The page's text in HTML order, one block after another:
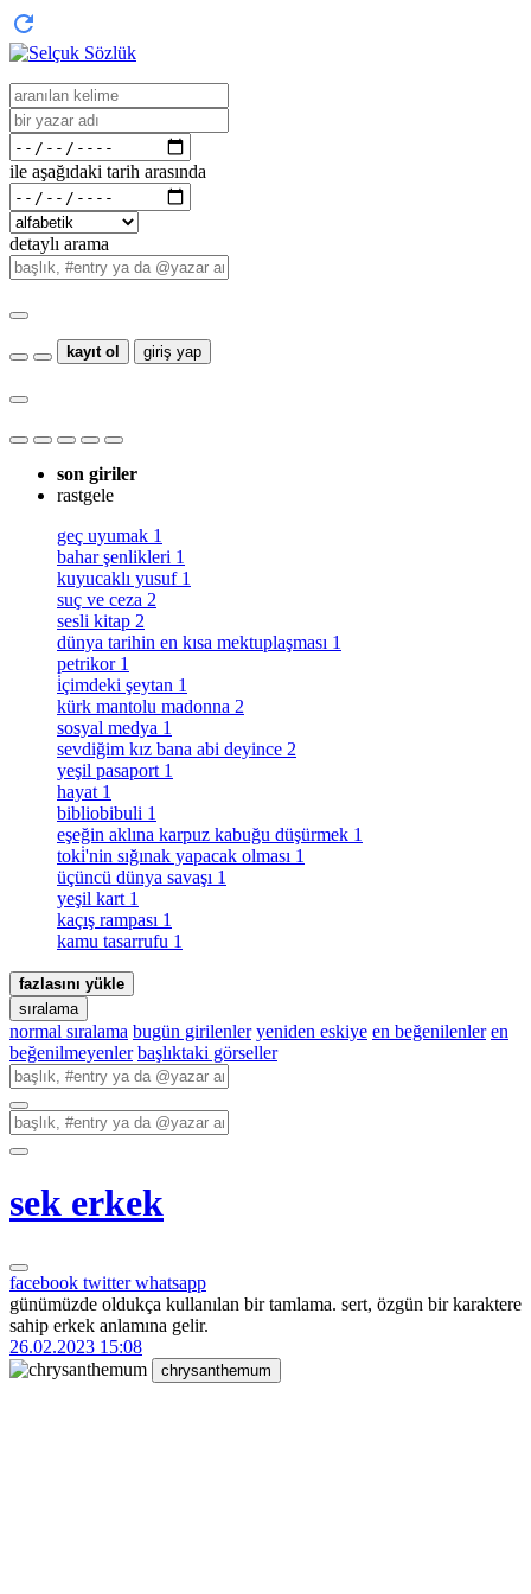
ile aşağıdaki tarih arasında
detaylı arama
kayıt ol giriş yap
son giriler
rastgele
geç uyumak 1
bahar şenlikleri 1
kuyucaklı yusuf 1
suç ve ceza 2
sesli kitap 2
dünya tarihin en kısa mektuplaşması 1
petrikor 1
i̇çimdeki şeytan 1
kürk mantolu madonna 2
sosyal medya 1
sevdiğim kız bana abi deyince 2
yeşil pasaport 1
hayat 1
bibliobibuli 1
eşeğin aklına karpuz kabuğu düşürmek 1
toki̇'nin sığınak yapacak olması 1
üçüncü dünya savaşı 1
yeşil kart 1
kaçış rampası 1
kamu tasarrufu 1
fazlasını yükle
sıralama
normal sıralama bugün girilenler yeniden eskiye en beğenilenler en
beğenilmeyenler başlıktaki görseller
sek erkek
facebook twitterwhatsapp
günümüzde oldukça kullanılan bir tamlama. sert, özgün bir karaktere
sahip erkek anlamına gelir.
26.02.2023 15:08
chrysanthemum